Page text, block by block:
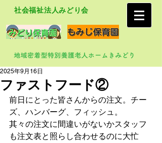
社会福祉法人みどり会
ファストフード②
2025年9月16日
前日にとった皆さんからの注文。チー
ズ、ハンバーグ、フィッシュ。
其々の注文に間違いがないかスタッフ
も注文表と照らし合わせるのに大忙